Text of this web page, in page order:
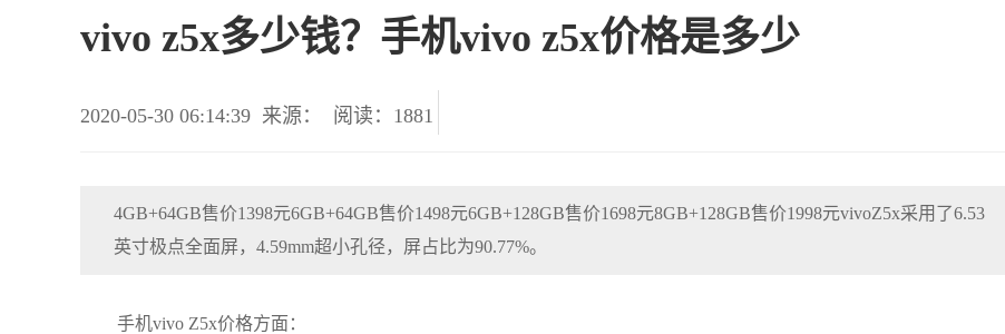
vivo z5x多少钱？手机vivo z5x价格是多少
2020-05-30 06:14:39 来源： 阅读：1881
4GB+64GB售价1398元6GB+64GB售价1498元6GB+128GB售价1698元8GB+128GB售价1998元vivoZ5x采用了6.53
英寸极点全面屏，4.59mm超小孔径，屏占比为90.77%。
手机vivo Z5x价格方面：